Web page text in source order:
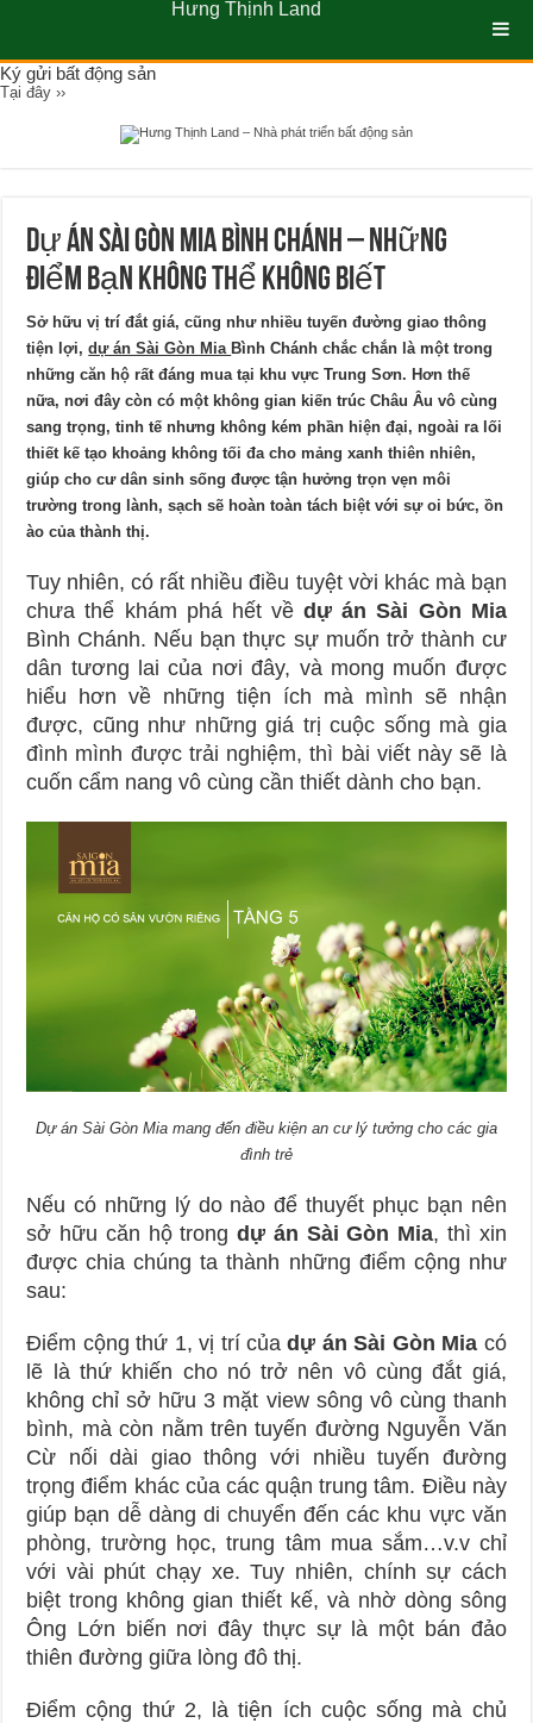
Ký gửi bất động sản
Tại đây ››
Dự án Sài Gòn Mia Bình Chánh – những
điểm bạn không thể không biết
Sở hữu vị trí đắt giá, cũng như nhiều tuyến đường giao thông
tiện lợi,dự án Sài Gòn Mia Bình Chánh chắc chắn là một trong
những căn hộ rất đáng mua tại khu vực Trung Sơn. Hơn thế
nữa, nơi đây còn có một không gian kiến trúc Châu Âu vô cùng
sang trọng, tinh tế nhưng không kém phần hiện đại, ngoài ra lối
thiết kế tạo khoảng không tối đa cho mảng xanh thiên nhiên,
giúp cho cư dân sinh sống được tận hưởng trọn vẹn môi
trường trong lành, sạch sẽ hoàn toàn tách biệt với sự oi bức, ồn
ào của thành thị.
Tuy nhiên, có rất nhiều điều tuyệt vời khác mà bạn
chưa thể khám phá hết vềdự án Sài Gòn Mia
Bình Chánh. Nếu bạn thực sự muốn trở thành cư
dân tương lai của nơi đây, và mong muốn được
hiểu hơn về những tiện ích mà mình sẽ nhận
được, cũng như những giá trị cuộc sống mà gia
đình mình được trải nghiệm, thì bài viết này sẽ là
cuốn cẩm nang vô cùng cần thiết dành cho bạn.
Dự án Sài Gòn Mia mang đến điều kiện an cư lý tưởng cho các gia
đình trẻ
Nếu có những lý do nào để thuyết phục bạn nên
sở hữu căn hộ trongdự án Sài Gòn Mia, thì xin
được chia chúng ta thành những điểm cộng như
sau:
Điểm cộng thứ 1, vị trí củadự án Sài Gòn Mia có
lẽ là thứ khiến cho nó trở nên vô cùng đắt giá,
không chỉ sở hữu 3 mặt view sông vô cùng thanh
bình, mà còn nằm trên tuyến đường Nguyễn Văn
Cừ nối dài giao thông với nhiều tuyến đường
trọng điểm khác của các quận trung tâm. Điều này
giúp bạn dễ dàng di chuyển đến các khu vực văn
phòng, trường học, trung tâm mua sắm…v.v chỉ
với vài phút chạy xe. Tuy nhiên, chính sự cách
biệt trong không gian thiết kế, và nhờ dòng sông
Ông Lớn biến nơi đây thực sự là một bán đảo
thiên đường giữa lòng đô thị.
Điểm cộng thứ 2, là tiện ích cuộc sống mà chủ
Hưng Thịnh Land